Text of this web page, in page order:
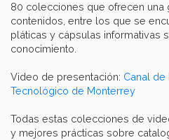
80 colecciones que ofrecen una
contenidos, entre los que se
pláticas y cápsulas informativas
conocimiento.
Video de presentación: Canal de
Tecnológico de Monterrey
Todas estas colecciones de
y mejores prácticas sobre